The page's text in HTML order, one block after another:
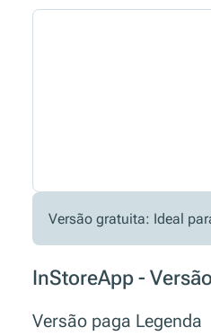
Versão gratuita: Ideal
InStoreApp -
Versão paga Legenda